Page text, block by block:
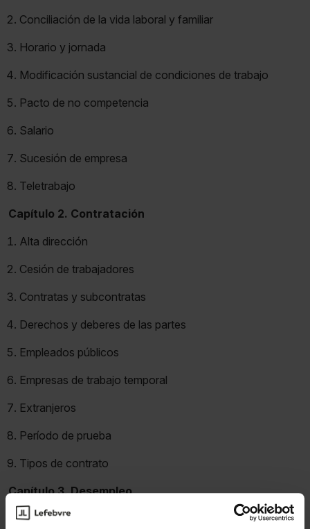
Conciliación de la vida laboral y familiar
Horario y jornada
Modificación sustancial de condiciones de trabajo
Pacto de no competencia
Salario
Sucesión de empresa
Teletrabajo
Capítulo 2. Contratación
Alta dirección
Cesión de trabajadores
Contratas y subcontratas
Derechos y deberes de las partes
Empleados públicos
Empresas de trabajo temporal
Extranjeros
Período de prueba
Tipos de contrato
Capítulo 3. Desempleo
Prestación contributiva